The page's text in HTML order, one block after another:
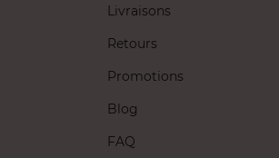
Livraisons
Retours
Promotions
Blog
FAQ